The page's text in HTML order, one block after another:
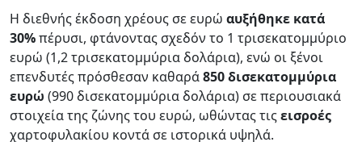
Η διεθνής έκδοση χρέους σε ευρώ αυξήθηκε κατά
30%πέρυσι, φτάνοντας σχεδόν το 1 τρισεκατομμύριο
ευρώ (1,2 τρισεκατομμύρια δολάρια), ενώ οι ξένοι
επενδυτές πρόσθεσαν καθαρά850 δισεκατομμύρια
ευρώ (990 δισεκατομμύρια δολάρια) σε περιουσιακά
στοιχεία της ζώνης του ευρώ, ωθώντας τιςεισροές
χαρτοφυλακίου κοντά σε ιστορικά υψηλά.